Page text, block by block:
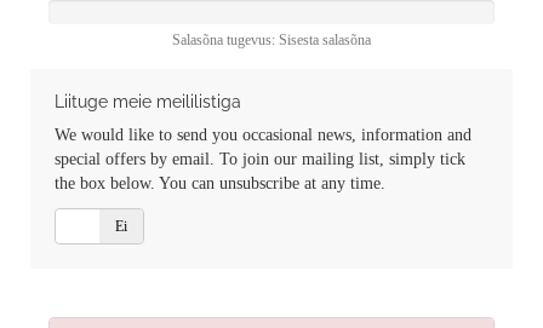
Salasõna tugevus: Sisesta salasõna
Liituge meie meililistiga
We would like to send you occasional news, information and
special offers by email. To join our mailing list, simply tick
the box below. You can unsubscribe at any time.
Ei